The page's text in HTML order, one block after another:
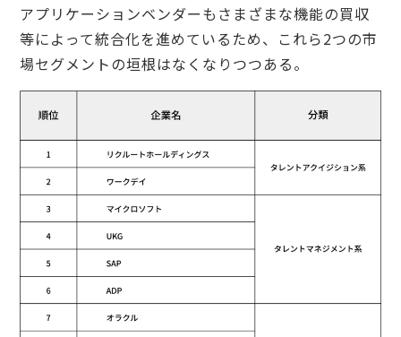
アプリケーションベンダーもさまざまな機能の買収
等によって統合化を進めているため、これら2つの市
場セグメントの垣根はなくなりつつある。